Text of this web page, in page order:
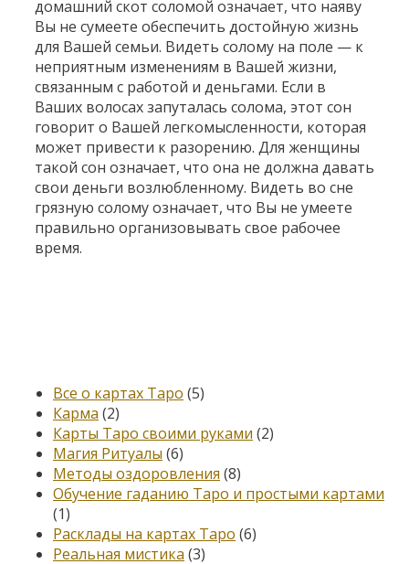
домашний скот соломой означает, что наяву
Вы не сумеете обеспечить достойную жизнь
для Вашей семьи. Видеть солому на поле — к
неприятным изменениям в Вашей жизни,
связанным с работой и деньгами. Если в
Ваших волосах запуталась солома, этот сон
говорит о Вашей легкомысленности, которая
может привести к разорению. Для женщины
такой сон означает, что она не должна давать
свои деньги возлюбленному. Видеть во сне
грязную солому означает, что Вы не умеете
правильно организовывать свое рабочее
время.
Все о картах Таро (5)
Карма (2)
Карты Таро своими руками (2)
Магия Ритуалы (6)
Методы оздоровления (8)
Обучение гаданию Таро и простыми картами
(1)
Расклады на картах Таро (6)
Реальная мистика (3)